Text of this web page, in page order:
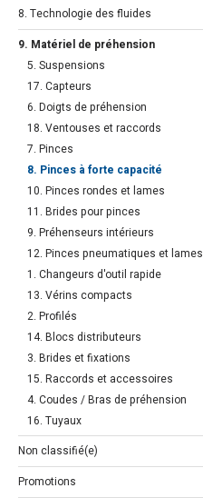
8. Technologie des fluides
9. Matériel de préhension
5. Suspensions
17. Capteurs
6. Doigts de préhension
18. Ventouses et raccords
7. Pinces
8. Pinces à forte capacité
10. Pinces rondes et lames
11. Brides pour pinces
9. Préhenseurs intérieurs
12. Pinces pneumatiques et lames
1. Changeurs d'outil rapide
13. Vérins compacts
2. Profilés
14. Blocs distributeurs
3. Brides et fixations
15. Raccords et accessoires
4. Coudes / Bras de préhension
16. Tuyaux
Non classifié(e)
Promotions